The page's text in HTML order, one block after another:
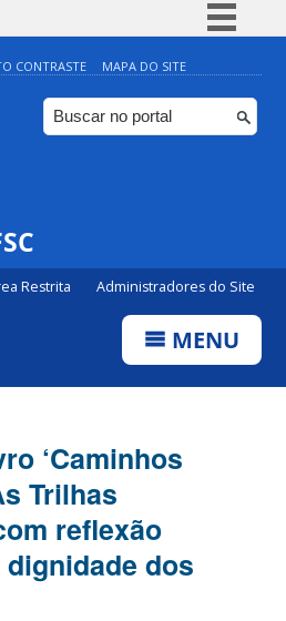
Simplifique!
Comunica BR
Participe
CONTRASTE MAPA DO SITE
Restrita Administradores do Site
MENU
‘Caminhos
Trilhas
reflexão
dos